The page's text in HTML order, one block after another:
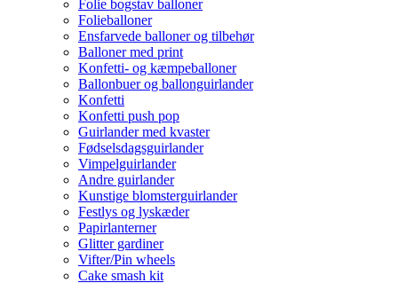
Folie bogstav balloner
Folieballoner
Ensfarvede balloner og tilbehør
Balloner med print
Konfetti- og kæmpeballoner
Ballonbuer og ballonguirlander
Konfetti
Konfetti push pop
Guirlander med kvaster
Fødselsdagsguirlander
Vimpelguirlander
Andre guirlander
Kunstige blomsterguirlander
Festlys og lyskæder
Papirlanterner
Glitter gardiner
Vifter/Pin wheels
Cake smash kit